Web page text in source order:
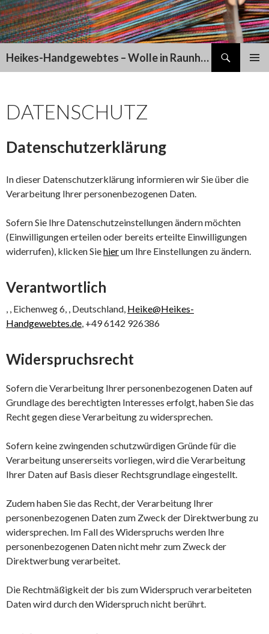
Heikes-Handgewebtes – Wolle in Raunheim
DATENSCHUTZ
Datenschutzerklärung
In dieser Datenschutzerklärung informieren wir Sie über die
Verarbeitung Ihrer personenbezogenen Daten.
Sofern Sie Ihre Datenschutzeinstellungen ändern möchten
(Einwilligungen erteilen oder bereits erteilte Einwilligungen
widerrufen), klicken Siehierum Ihre Einstellungen zu ändern.
Verantwortlich
, , Eichenweg 6, , Deutschland, Heike@Heikes-
Handgewebtes.de, +49 6142 926386
Widerspruchsrecht
Sofern die Verarbeitung Ihrer personenbezogenen Daten auf
Grundlage des berechtigten Interesses erfolgt, haben Sie das
Recht gegen diese Verarbeitung zu widersprechen.
Sofern keine zwingenden schutzwürdigen Gründe für die
Verarbeitung unsererseits vorliegen, wird die Verarbeitung
Ihrer Daten auf Basis dieser Rechtsgrundlage eingestellt.
Zudem haben Sie das Recht, der Verarbeitung Ihrer
personenbezogenen Daten zum Zweck der Direktwerbung zu
widersprechen. Im Fall des Widerspruchs werden Ihre
personenbezogenen Daten nicht mehr zum Zweck der
Direktwerbung verarbeitet.
Die Rechtmäßigkeit der bis zum Widerspruch verarbeiteten
Daten wird durch den Widerspruch nicht berührt.